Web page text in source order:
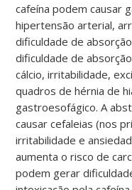
cafeína podem causar
hipertensão arterial,
dificuldade de
dificuldade de
cálcio, irritabilidade,
quadros de hérnia de
gastroesofágico. A
causar cefaleias (nos
irritabilidade e
aumenta o risco de
podem gerar